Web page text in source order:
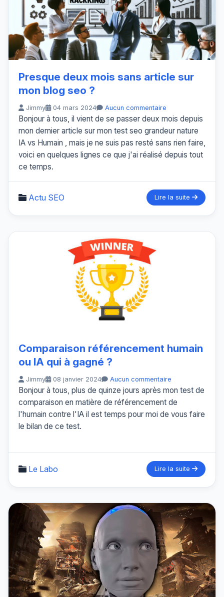
Presque deux mois sans article sur
mon blog seo ?
Jimmy 04 mars 2024 Aucun commentaire
Bonjour à tous, il vient de se passer deux mois depuis
mon dernier article sur mon test seo grandeur nature
IA vs Humain , mais je ne suis pas resté sans rien faire,
voici en quelques lignes ce que j'ai réalisé depuis tout
ce temps.
Actu SEO Lire la suite
Comparaison référencement humain
ou IA qui à gagné ?
Jimmy 08 janvier 2024 Aucun commentaire
Bonjour à tous, plus de quinze jours après mon test de
comparaison en matière de référencement de
l'humain contre l'IA il est temps pour moi de vous faire
le bilan de ce test.
Le Labo Lire la suite